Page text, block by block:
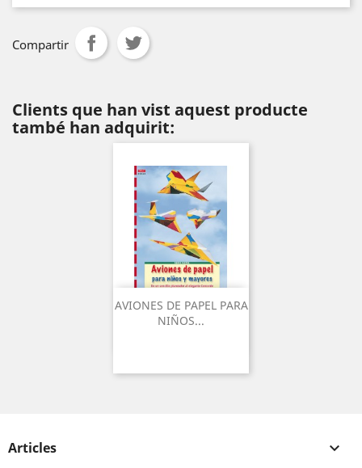
Compartir
Clients que han vist aquest producte
també han adquirit:
AVIONES DE PAPEL PARA
NIÑOS...
Articles 